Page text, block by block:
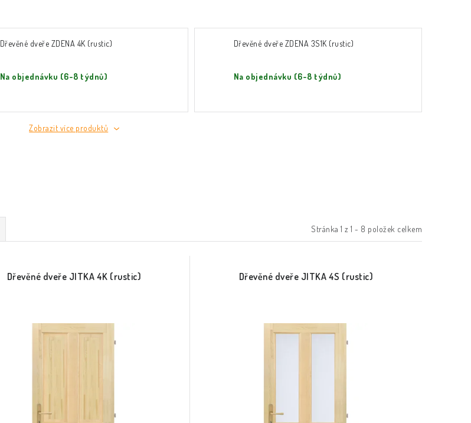
Dřevěné dveře ZDENA 4K (rustic)
Na objednávku (6-8 týdnů)
Dřevěné dveře ZDENA 3S1K (rustic)
Na objednávku (6-8 týdnů)
Zobrazit více produktů
Stránka 1 z 1 - 8 položek celkem
Dřevěné dveře JITKA 4K (rustic) Dřevěné dveře JITKA 4S (rustic)